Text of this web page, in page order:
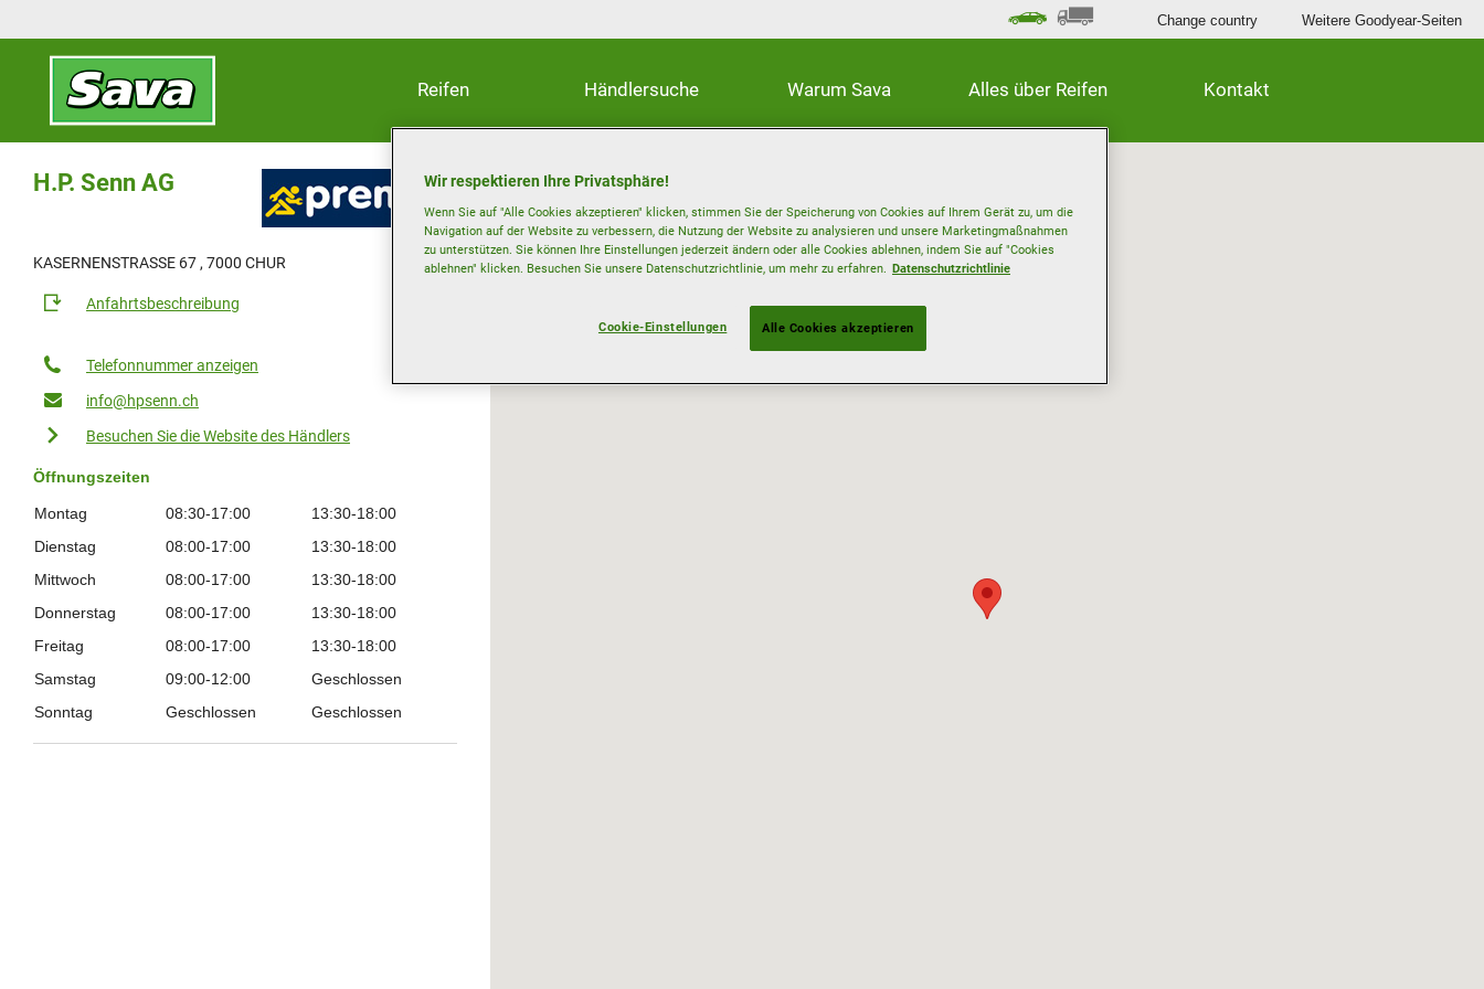
Reifen Händlersuche Warum Sava Alles über Reifen Kontakt
Change country Weitere Goodyear-Seiten
H.P. Senn AG
KASERNENSTRASSE 67 , 7000 CHUR
Anfahrtsbeschreibung
Telefonnummer anzeigen
info@hpsenn.ch
Besuchen Sie die Website des Händlers
Öffnungszeiten
Montag 08:30-17:00
13:30-18:00
Dienstag
08:00-17:00
13:30-18:00
Mittwoch
08:00-17:00
13:30-18:00
Donnerstag
08:00-17:00
13:30-18:00
Freitag
08:00-17:00
13:30-18:00
Samstag
09:00-12:00
Geschlossen
Sonntag
Geschlossen Geschlossen
Wir respektieren Ihre Privatsphäre!
Wenn Sie auf "Alle Cookies akzeptieren" klicken, stimmen Sie der Speicherung von Cookies auf Ihrem Gerät zu, um die
Navigation auf der Website zu verbessern, die Nutzung der Website zu analysieren und unsere Marketingmaßnahmen
zu unterstützen. Sie können Ihre Einstellungen jederzeit ändern oder alle Cookies ablehnen, indem Sie auf "Cookies
ablehnen" klicken. Besuchen Sie unsere Datenschutzrichtlinie, um mehr zu erfahren. Datenschutzrichtlinie
Cookie-Einstellungen Alle Cookies akzeptieren